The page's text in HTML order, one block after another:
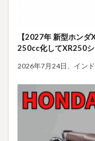
【2027年 新型ホン
250cc化してXR250シ
2026年7月24日、イン